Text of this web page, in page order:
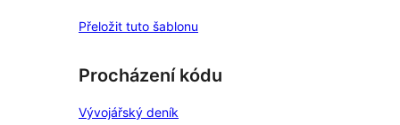
Přeložit tuto šablonu
Procházení kódu
Vývojářský deník